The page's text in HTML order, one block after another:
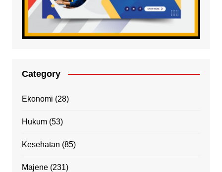
Category
Ekonomi (28)
Hukum(53)
Kesehatan (85)
Majene(231)